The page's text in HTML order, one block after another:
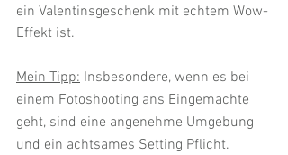
ein Valentinsgeschenk mit echtem Wow-
Effekt ist.
Mein Tipp: Insbesondere, wenn es bei
einem Fotoshooting ans Eingemachte
geht, sind eine angenehme Umgebung
und ein achtsames Setting Pflicht.